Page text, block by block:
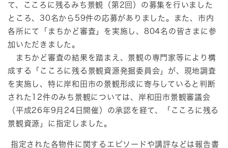
て、こころに残るみち景観（第2回）の募集を行いました
ところ、30名から59件の応募がありました。また、市内
各所にて「まちかど審査」を実施し、804名の皆さまに参
加いただきました。
まちかど審査の結果を踏まえ、景観の専門家等により構
成する「こころに残る景観資源発掘委員会」が、現地調査
を実施し、特に岸和田市の景観形成に寄与していると判断
された12件のみち景観については、岸和田市景観審議会
（平成26年9月24日開催）の承認を経て、「こころに残る
景観資源」に指定しました。
指定された各物件に関するエピソードや講評などは報告書